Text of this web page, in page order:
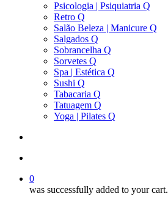
Psicologia | Psiquiatria Q
Retro Q
Salão Beleza | Manicure Q
Salgados Q
Sobrancelha Q
Sorvetes Q
Spa | Estética Q
Sushi Q
Tabacaria Q
Tatuagem Q
Yoga | Pilates Q
0
was successfully added to your cart.